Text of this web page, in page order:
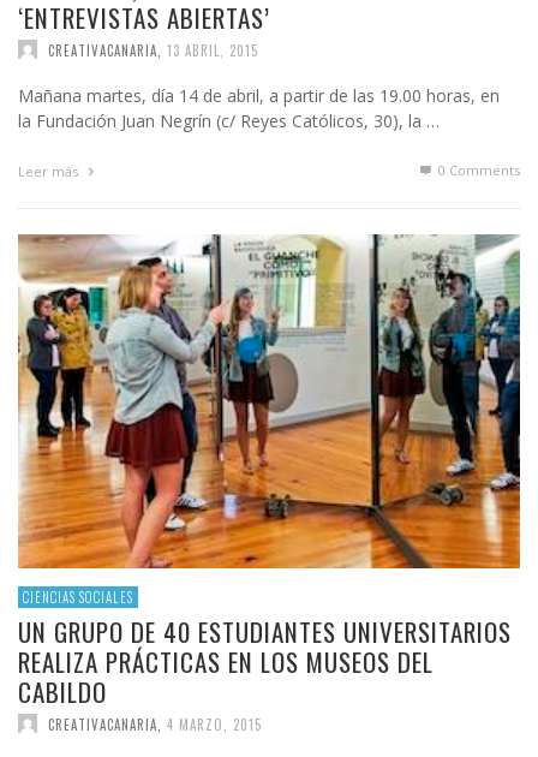
‘ENTREVISTAS ABIERTAS’
CREATIVACANARIA 13 ABRIL, 2015
Mañana martes, día 14 de abril, a partir de las 19.00 horas, en
la Fundación Juan Negrín (c/ Reyes Católicos, 30), la …
Leer más 0 Comments
CIENCIAS SOCIALES
UN GRUPO DE 40 ESTUDIANTES UNIVERSITARIOS
REALIZA PRÁCTICAS EN LOS MUSEOS DEL
CABILDO
CREATIVACANARIA 4 MARZO, 2015